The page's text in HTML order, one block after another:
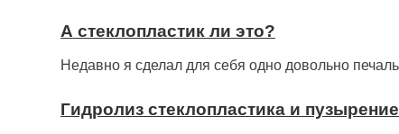
А стеклопластик ли это?
Недавно я сделал для себя одно довольно
Гидролиз стеклопластика и